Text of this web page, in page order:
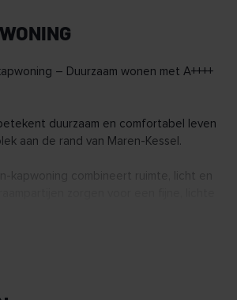
– Duurzaam wonen met A++++
duurzaam en comfortabel leven
aan de rand van Maren-Kessel.
kapwoning combineert ruimte, licht en
Bovendien is er ruimte voor